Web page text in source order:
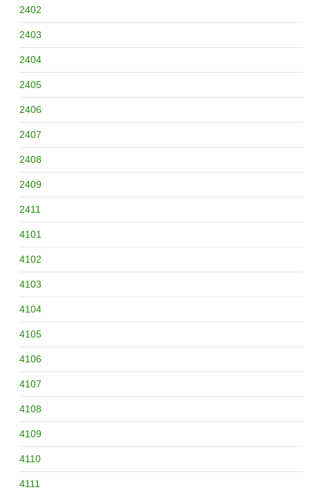
2402
2403
2404
2405
2406
2407
2408
2409
2411
4101
4102
4103
4104
4105
4106
4107
4108
4109
4110
4111